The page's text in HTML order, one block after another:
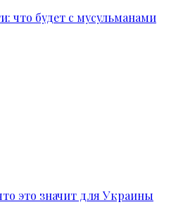
что будет с мусульманами
это значит для Украины